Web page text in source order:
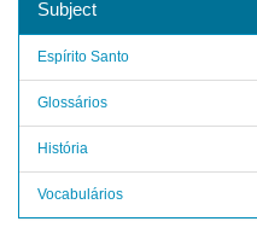
Subject
Espírito Santo
Glossários
História
Vocabulários